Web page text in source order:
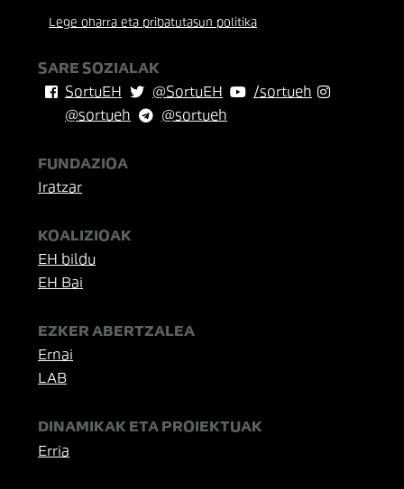
Lege oharra eta pribatutasun politika
SARE SOZIALAK
SortuEH
@SortuEH
/sortueh
@sortueh
@sortueh
FUNDAZIOA
Iratzar
KOALIZIOAK
EH bildu
EH Bai
EZKER ABERTZALEA
Ernai
LAB
DINAMIKAK ETA PROIEKTUAK
Erria